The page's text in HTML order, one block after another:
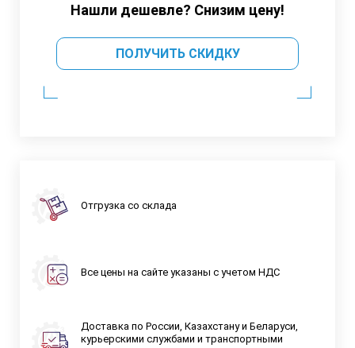
Нашли дешевле? Снизим цену!
ПОЛУЧИТЬ СКИДКУ
Отгрузка со склада
Все цены на сайте указаны с учетом НДС
Доставка по России, Казахстану и Беларуси,
курьерскими службами и транспортными